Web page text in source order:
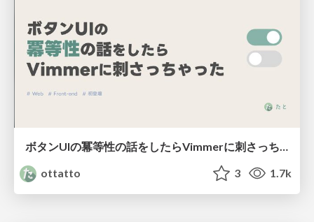
ボタンUIの冪等性の話をしたらVimmerに刺さっちゃった
ottatto
3 1.7k